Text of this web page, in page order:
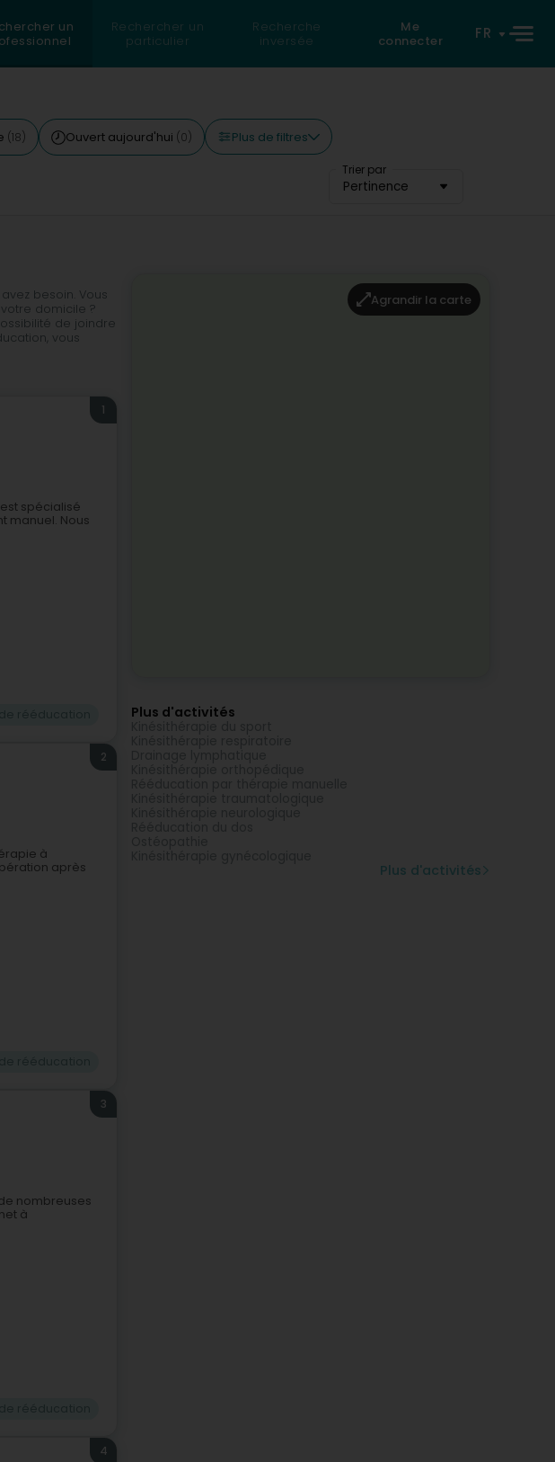
un
Rechercher un
particulier
Recherche
inversée
Me
connecter
FR
(18) Ouvert aujourd'hui (0) Plus de filtres
Trier par
Pertinence
besoin. Vous
domicile ?
de joindre
vous
1
spécialisé
manuel. Nous
2
à
après
3
nombreuses
à
4
Agrandir la carte
Plus d'activités
Plus d'activités